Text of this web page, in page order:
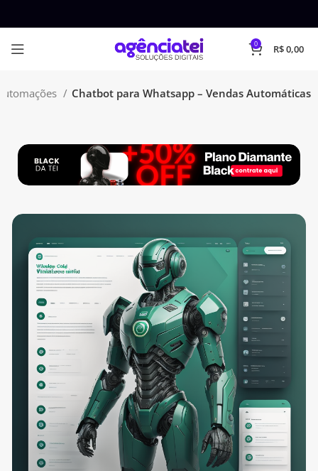
0 R$0,00
Chatbot para Whatsapp – Vendas Automáticas